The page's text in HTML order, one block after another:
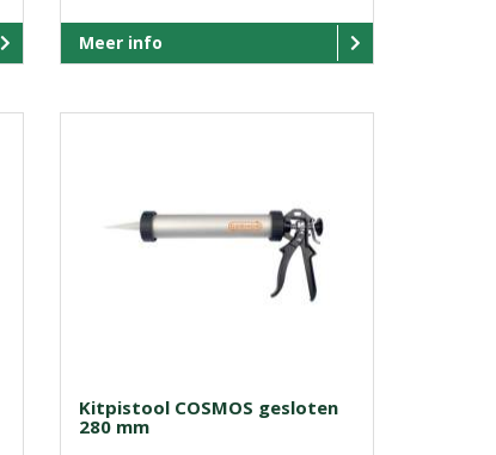
Meer info
Kitpistool COSMOS gesloten
280 mm